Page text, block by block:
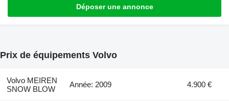
Déposer une annonce
Prix de équipements Volvo
Volvo MEIREN
SNOW BLOW
Année: 2009 4.900 €